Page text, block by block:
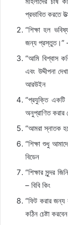
প্রভাবিত করতে
“শিক্ষা হল
জন্য প্রস্তুত।”
“আমি বিশ্বাস
এবং উদ্দীপনা
আরউইন
“প্রযুক্তি একটি
অনুপ্রাণিত করার
“আমরা স্নাতক
“শিক্ষা শুধু
বিডেন
“শিক্ষার সুন্দর
– বিবি কিং
“ফিট করার জন্য
কঠিন চেষ্টা